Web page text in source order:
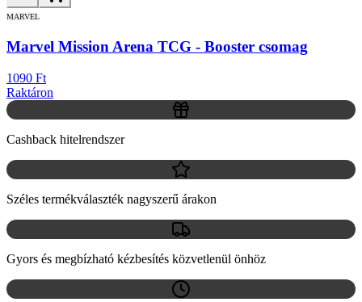
MARVEL
Marvel Mission Arena TCG - Booster csomag
1090 Ft
Raktáron
Cashback hitelrendszer
Széles termékválaszték nagyszerű árakon
Gyors és megbízható kézbesítés közvetlenül önhöz